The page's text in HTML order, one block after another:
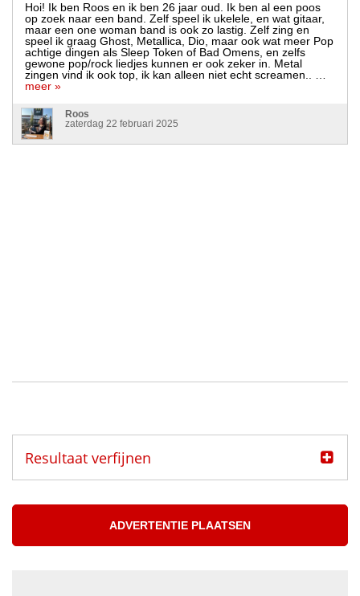
Hoi! Ik ben Roos en ik ben 26 jaar oud. Ik ben al een poos
op zoek naar een band. Zelf speel ik ukelele, en wat gitaar,
maar een one woman band is ook zo lastig. Zelf zing en
speel ik graag Ghost, Metallica, Dio, maar ook wat meer Pop
achtige dingen als Sleep Token of Bad Omens, en zelfs
gewone pop/rock liedjes kunnen er ook zeker in. Metal
zingen vind ik ook top, ik kan alleen niet echt screamen.. …
meer »
Roos
zaterdag 22 februari 2025
Resultaat verfijnen
ADVERTENTIE PLAATSEN